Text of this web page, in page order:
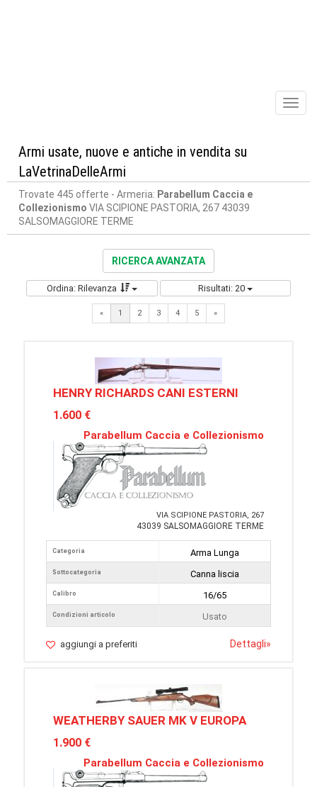
Armi usate, nuove e antiche in vendita su
LaVetrinaDelleArmi
Trovate 445 offerte - Armeria: Parabellum Caccia e
Collezionismo VIA SCIPIONE PASTORIA, 267 43039
SALSOMAGGIORE TERME
RICERCA AVANZATA
Ordina: Rilevanza Risultati: 20
« 1 2 3 4 5 »Next
HENRY RICHARDS CANI ESTERNI
1.600 €
Parabellum Caccia e Collezionismo
VIA SCIPIONE PASTORIA, 267
43039 SALSOMAGGIORE TERME
Categoria
Sottocategoria
Calibro
Condizioni articolo
Arma Lunga
Canna liscia
16/65
Usato
aggiungi a preferiti Dettagli»
WEATHERBY SAUER MK V EUROPA
1.900 €
Parabellum Caccia e Collezionismo